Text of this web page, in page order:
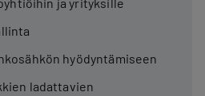
hyödyntämiseen
ladattavien